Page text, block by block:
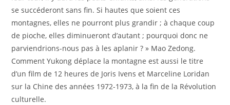
se succéderont sans fin. Si hautes que soient ces
montagnes, elles ne pourront plus grandir ; à chaque coup
de pioche, elles diminueront d’autant ; pourquoi donc ne
parviendrions-nous pas à les aplanir ? » Mao Zedong.
Comment Yukong déplace la montagne est aussi le titre
d’un film de 12 heures de Joris Ivens et Marceline Loridan
sur la Chine des années 1972-1973, à la fin de la Révolution
culturelle.